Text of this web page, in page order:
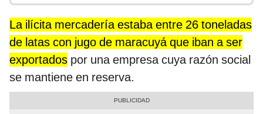
La ilícita mercadería estaba entre 26 toneladas
de latas con jugo de maracuyá que iban a ser
exportados por una empresa cuya razón social
se mantiene en reserva.